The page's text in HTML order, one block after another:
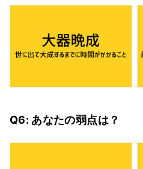
Q6: あなたの弱点は？